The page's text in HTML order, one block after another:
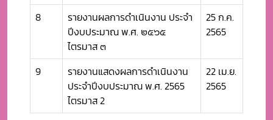
8
รายงานผลการดำเนินงาน ประจำ
ปีงบประมาณ พ.ศ. ๒๕๖๕
ไตรมาส ๓
25 ก.ค.
2565
9
รายงานแสดงผลการดำเนินงาน
ประจำปีงบประมาณ พ.ศ. 2565
ไตรมาส 2
22 เม.ย.
2565